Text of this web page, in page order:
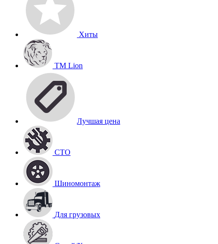
Хиты
TM Lion
Лучшая цена
СТО
Шиномонтаж
Для грузовых